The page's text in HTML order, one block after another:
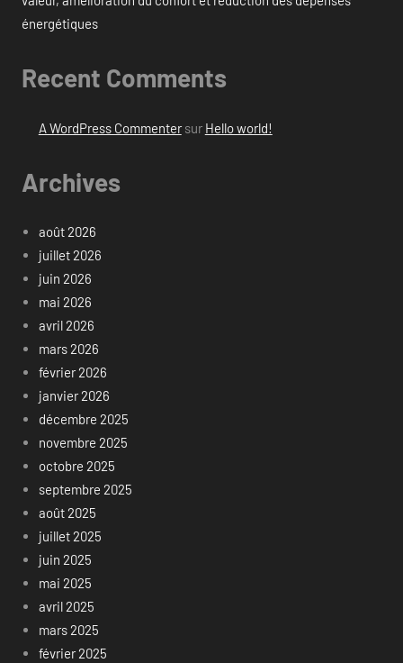
énergétiques
Recent Comments
A WordPress Commentersur Hello world!
Archives
août 2026
juillet 2026
juin 2026
mai 2026
avril 2026
mars 2026
février 2026
janvier 2026
décembre 2025
novembre 2025
octobre 2025
septembre 2025
août 2025
juillet 2025
juin 2025
mai 2025
avril 2025
mars 2025
février 2025